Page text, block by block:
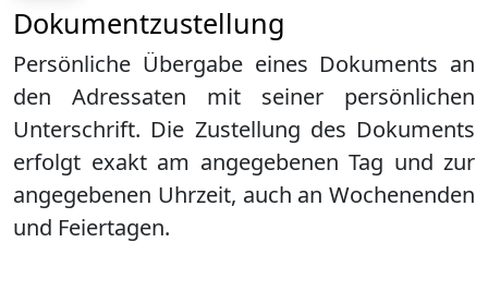
Dokumentzustellung
Persönliche Übergabe eines Dokuments an
den Adressaten mit seiner persönlichen
Unterschrift. Die Zustellung des Dokuments
erfolgt exakt am angegebenen Tag und zur
angegebenen Uhrzeit, auch an Wochenenden
und Feiertagen.